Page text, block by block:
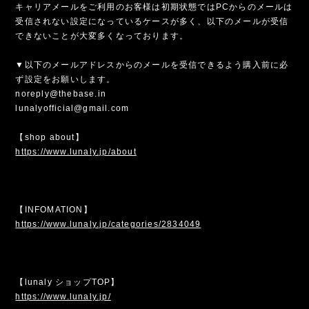
キャリアメールをご利用のお客様は初期状態ではPCからのメールは
受信されない設定になっているケースが多く、以下のメールが受信
できないことが大変多くなっております。
▼以下のメールアドレスからのメールを受信できるよう購入前に必
ず設定をお願いします。
noreply@thebase.in
lunalyofficial@gmail.com
【shop about】
https://www.lunaly.jp/about
【INFOMATION】
https://www.lunaly.jp/categories/2834049
【lunaly ショップTOP】
https://www.lunaly.jp/